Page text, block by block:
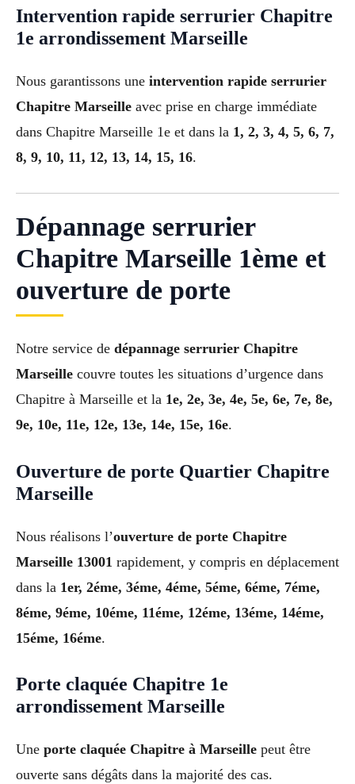
Intervention rapide serrurier Chapitre
1e arrondissement Marseille
Nous garantissons une intervention rapide serrurier
Chapitre Marseille avec prise en charge immédiate
dans Chapitre Marseille 1e et dans la 1, 2, 3, 4, 5, 6, 7,
8, 9, 10, 11, 12, 13, 14, 15, 16.
Dépannage serrurier
Chapitre Marseille 1ème et
ouverture de porte
Notre service de dépannage serrurier Chapitre
Marseille couvre toutes les situations d’urgence dans
Chapitre à Marseille et la 1e, 2e, 3e, 4e, 5e, 6e, 7e, 8e,
9e, 10e, 11e, 12e, 13e, 14e, 15e, 16e.
Ouverture de porte Quartier Chapitre
Marseille
Nous réalisons l’ouverture de porte Chapitre
Marseille 13001 rapidement, y compris en déplacement
dans la 1er, 2éme, 3éme, 4éme, 5éme, 6éme, 7éme,
8éme, 9éme, 10éme, 11éme, 12éme, 13éme, 14éme,
15éme, 16éme.
Porte claquée Chapitre 1e
arrondissement Marseille
Une porte claquée Chapitre à Marseille peut être
ouverte sans dégâts dans la majorité des cas.